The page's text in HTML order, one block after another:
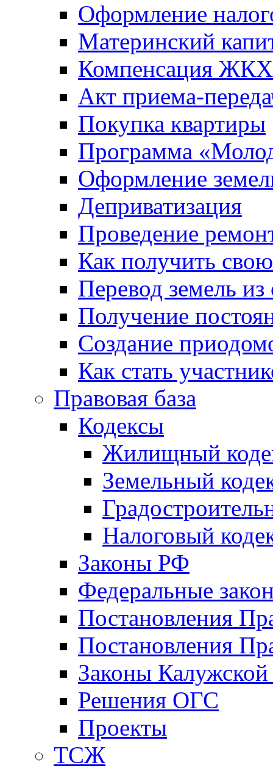
Оформление
Материнский
Компенсация ЖКХ
Акт приема-
Покупка квартиры
Программа
Оформление
Деприватизация
Проведение
Как получить
Перевод земель
Получение
Создание
Как стать
Правовая база
Кодексы
Жилищный
Земельный
Налоговый
Законы РФ
Федеральные
Постановления
Постановления
Законы Калужской
Решения ОГС
Проекты
ТСЖ